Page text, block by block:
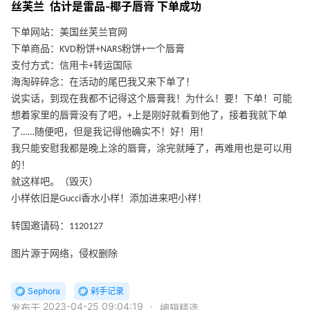
丝芙兰 估计是雷品-椰子唇膏 下单成功
下单网站：美国丝芙兰官网
下单商品：KVD粉饼+NARS粉饼+一个唇膏
支付方式：信用卡+转运国际
海淘碎碎念：在活动的尾巴我又来下单了！
说实话，到现在我都不记得这个唇膏我！为什么！要！下单！可能
想着家里的唇膏没有了吧，+上是刚好就看到他了，接着我就下单
了……随便吧，但是我记得他确实不！好！用！
我只能安慰我都是晚上涂的唇膏，涂完就睡了，再难用也是可以用
的！
就这样吧。（毁灭）
小样依旧是Gucci香水小样！添加进来吧小样！
转国邀请码：1120127
图片源于网络，侵权删除
Sephora 剁手记录
发布于 2023-04-25 09:04:19 · 编辑精选